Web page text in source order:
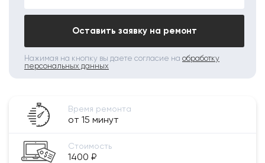
Оставить заявку на ремонт
Нажимая на кнопку вы даете согласие на обработку
персональных данных
Время ремонта
от 15 минут
Стоимость
1400 ₽